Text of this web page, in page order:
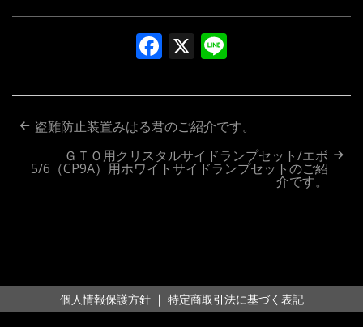
Facebook
X
投 盗難防止装置みはる君のご紹介です。
ＧＴＯ用クリスタルサイドランプセット/エボ
5/6（CP9A）用ホワイトサイドランプセットのご紹
介です。
個人情報保護方針 ｜ 特定商取引法に基づく表記